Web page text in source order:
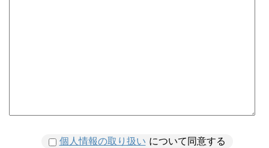
個人情報の取り扱い について同意する